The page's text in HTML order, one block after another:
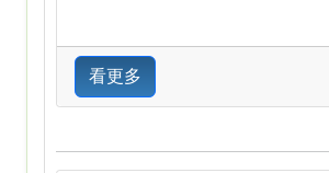
看更多